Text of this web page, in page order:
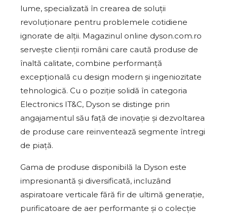
lume, specializată în crearea de soluții
revoluționare pentru problemele cotidiene
ignorate de alții. Magazinul online dyson.com.ro
servește clienții români care caută produse de
înaltă calitate, combine performanță
excepțională cu design modern și ingeniozitate
tehnologică. Cu o poziție solidă în categoria
Electronics IT&C, Dyson se distinge prin
angajamentul său față de inovație și dezvoltarea
de produse care reinventează segmente întregi
de piață.
Gama de produse disponibilă la Dyson este
impresionantă și diversificată, incluzând
aspiratoare verticale fără fir de ultimă generație,
purificatoare de aer performante și o colecție